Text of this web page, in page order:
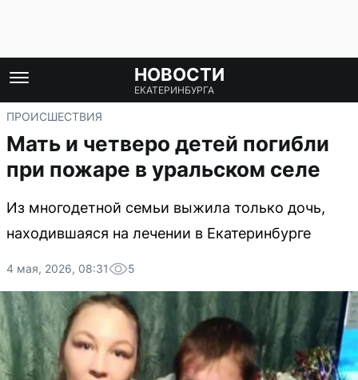
НОВОСТИ
ЕКАТЕРИНБУРГА
ПРОИСШЕСТВИЯ
Мать и четверо детей погибли
при пожаре в уральском селе
Из многодетной семьи выжила только дочь,
находившаяся на лечении в Екатеринбурге
4 мая, 2026, 08:31 5